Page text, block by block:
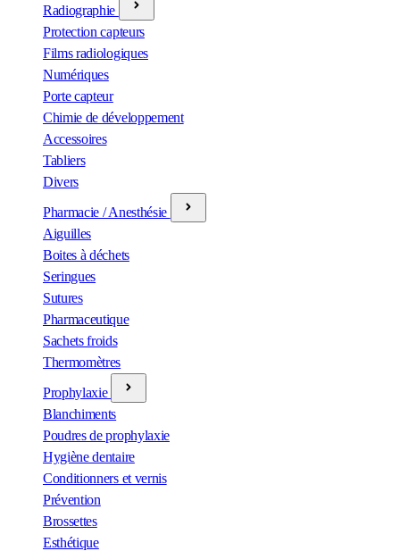
Radiographie
Protection capteurs
Films radiologiques
Numériques
Porte capteur
Chimie de développement
Accessoires
Tabliers
Divers
Pharmacie / Anesthésie
Aiguilles
Boites à déchets
Seringues
Sutures
Pharmaceutique
Sachets froids
Thermomètres
Prophylaxie
Blanchiments
Poudres de prophylaxie
Hygiène dentaire
Conditionners et vernis
Prévention
Brossettes
Esthétique